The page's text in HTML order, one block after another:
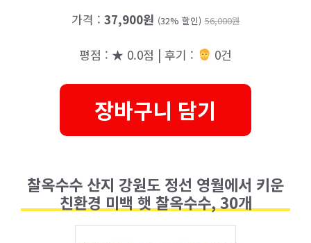
가격 : 37,900원 (32% 할인) 56,000원
평점 : ★ 0.0점 | 후기 : 0건
장바구니 담기
찰옥수수 산지 강원도 정선 영월에서 키운
친환경 미백 햇 찰옥수수, 30개